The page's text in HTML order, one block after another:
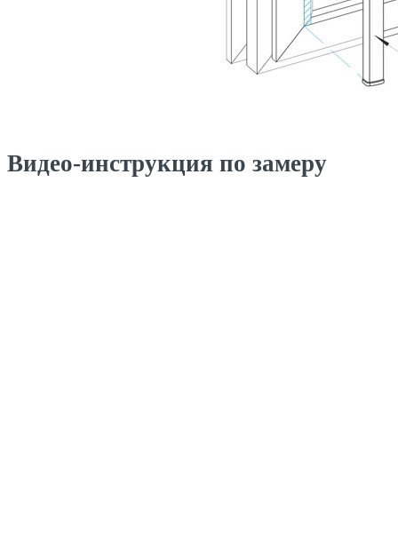
Видео-инструкция по замеру